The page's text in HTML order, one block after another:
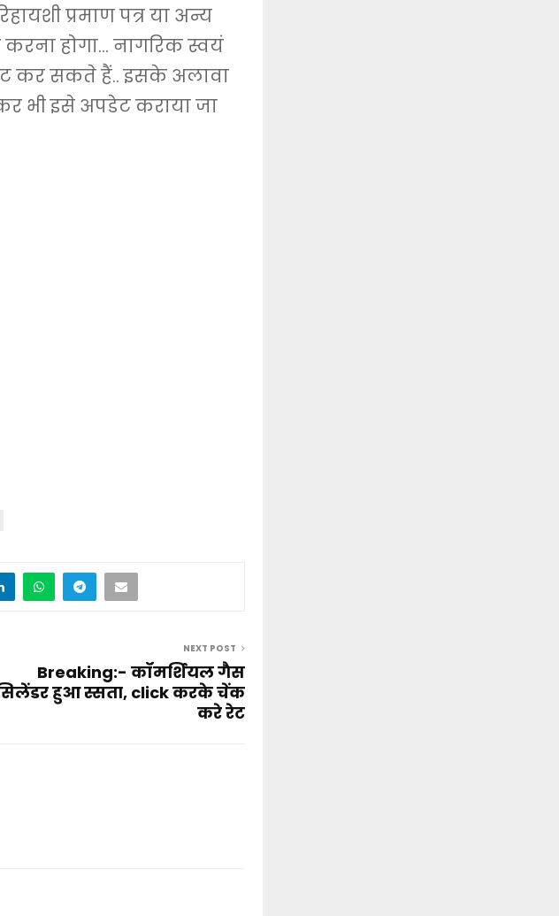
प्रमाण पत्र या अन्य
होगा… नागरिक स्वयं
कर सकते हैं.. इसके अलावा
भी इसे अपडेट कराया जा
NEXT POST
Breaking:- कॉमर्शियल गैस
हुआ स्सता, click करके चेंक
करे रेट